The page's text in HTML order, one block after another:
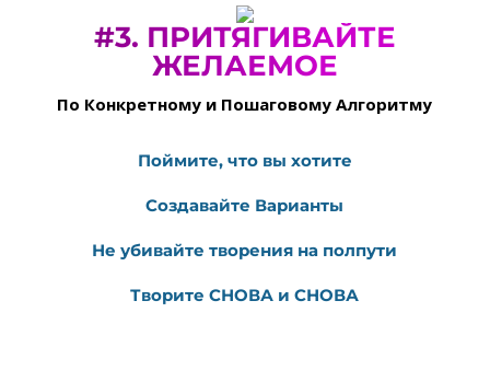
#3. ПРИТЯГИВАЙТЕ
ЖЕЛАЕМОЕ
По Конкретному и Пошаговому Алгоритму
Поймите, что вы хотите
Создавайте Варианты
Не убивайте творения на полпути
Творите СНОВА и СНОВА